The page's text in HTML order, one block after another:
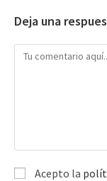
Deja una
Acepto la